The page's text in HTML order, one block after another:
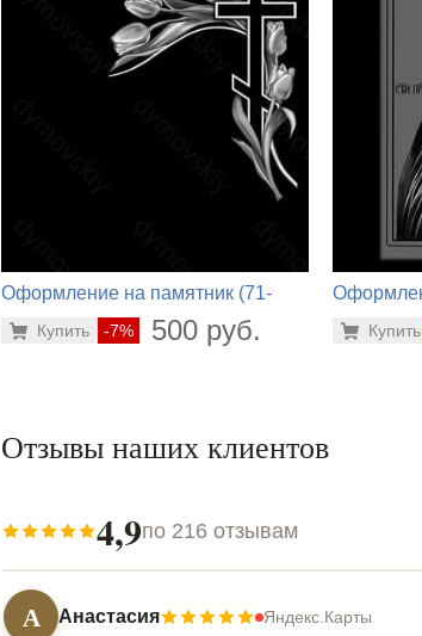
Оформление на памятник (71-
-7% 500 руб.
Купить Купить
Отзывы наших клиентов
4,9по 216 отзывам
А Анастасия Яндекс.Карты